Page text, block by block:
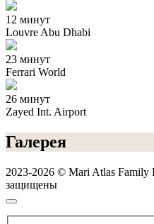
12 минут
Louvre Abu Dhabi
23 минут
Ferrari World
26 минут
Zayed Int. Airport
Галерея
2023-2026 © Mari Atlas Family
защищены